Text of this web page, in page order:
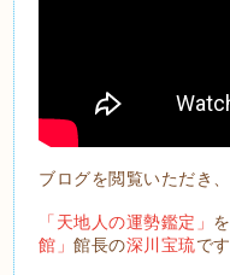
ブログを閲覧いただき
「天地人の運勢鑑定」
館」館長の深川宝琉です